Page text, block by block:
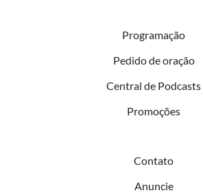
Programação
Pedido de oração
Central de Podcasts
Promoções
Contato
Anuncie